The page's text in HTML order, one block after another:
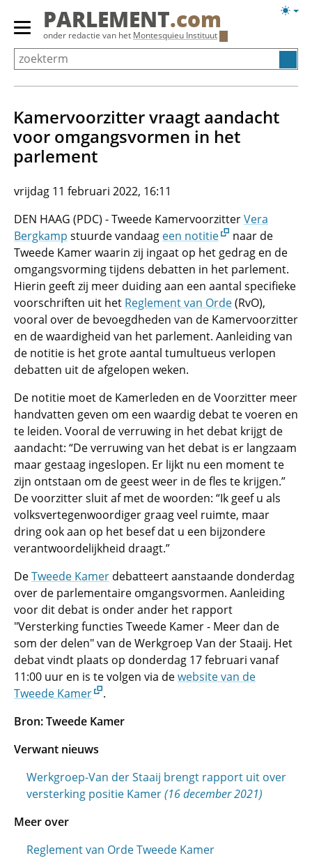
Overslaan
Primair
menu
tonen/verbergen
PARLEMENT.com
onder redactie van het Montesquieu Instituut
Kamervoorzitter vraagt aandacht
voor omgangs­vormen in het
parlement
vrijdag 11 februari 2022, 16:11
DEN HAAG (PDC) - Tweede KamervoorzitterVera
Bergkamp stuurde vandaag een notitie
naar de
Tweede Kamer waarin zij ingaat op het gedrag en de
omgangsvorming tijdens debatten in het parlement.
Hierin geeft zij meer duiding aan een aantal specifieke
voorschriften uit het Reglement van Orde(RvO),
vooral over de bevoegdheden van de Kamervoorzitter
en de waardigheid van het parlement. Aanleiding van
de notitie is het grote aantal tumultueus verlopen
debatten uit de afgelopen weken.
De notitie moet de Kamerleden en de Voorzitter meer
handvatten geven om een waardig debat te voeren en
te leiden. Vooral de verruwing in het debat krijgt de
aandacht: “De verruwing van het debat is er langzaam
maar gestaag ingeslopen. Er lijkt nu een moment te
zijn ontstaan om de geest weer in de fles te krijgen.”
De voorzitter sluit af met de woorden: “Ik geef u als
volksvertegenwoordiger graag veel ruimte, maar
dring ook aan op het besef dat u een bijzondere
verantwoordelijkheid draagt.”
DeTweede Kamer debatteert aanstaande donderdag
over de parlementaire omgangsvormen. Aanleiding
voor dit debat is onder ander het rapport
"Versterking functies Tweede Kamer - Meer dan de
som der delen" van de Werkgroep Van der Staaij. Het
debat vindt plaats op donderdag 17 februari vanaf
11:00 uur en is te volgen via dewebsite van de
Tweede Kamer
.
Bron: Tweede Kamer
Verwant nieuws
Werkgroep-Van der Staaij brengt rapport uit over
versterking positie Kamer(16 december 2021)
Meer over
Reglement van Orde Tweede Kamer